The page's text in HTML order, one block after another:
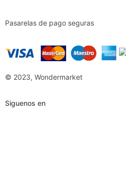
Pasarelas de pago seguras
© 2023, Wondermarket
Siguenos en